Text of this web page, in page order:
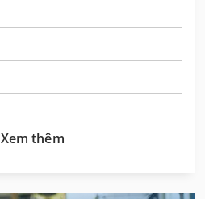
Xem thêm